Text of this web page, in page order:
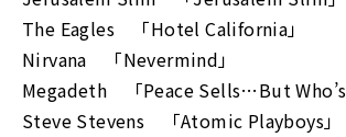
The Eagles 「Hotel California」
Nirvana 「Nevermind」
Megadeth 「Peace Sells…But Who’s
Steve Stevens 「Atomic Playboys」